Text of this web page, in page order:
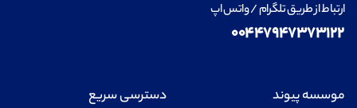
ریاضیات مشاهده
ارتباط از طریق تلگرام / واتس اپ
۰۰۴۴۷۹۴۷۳۷۳۱۲۲
موسسه پیوند دسترسی سریع